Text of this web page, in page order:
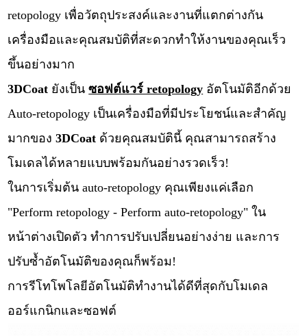
retopology เพื่อวัตถุประสงค์และงานที่แตกต่างกัน
เครื่องมือและคุณสมบัติที่สะดวกทำให้งานของคุณเร็ว
ขึ้นอย่างมาก
3DCoat ยังเป็นซอฟต์แวร์ retopology อัตโนมัติอีกด้วย
Auto-retopology เป็นเครื่องมือที่มีประโยชน์และสำคัญ
มากของ3DCoat ด้วยคุณสมบัตินี้ คุณสามารถสร้าง
โมเดลได้หลายแบบพร้อมกันอย่างรวดเร็ว!
ในการเริ่มต้น auto-retopology คุณเพียงแค่เลือก
"Perform retopology - Perform auto-retopology" ใน
หน้าต่างเปิดตัว ทำการปรับเปลี่ยนอย่างง่าย และการ
ปรับซ้ำอัตโนมัติของคุณก็พร้อม!
การรีโทโพโลยีอัตโนมัติทำงานได้ดีที่สุดกับโมเดล
ออร์แกนิกและซอฟต์